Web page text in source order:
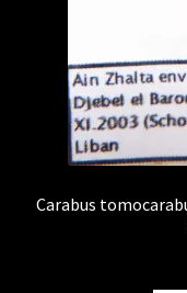
Carabus